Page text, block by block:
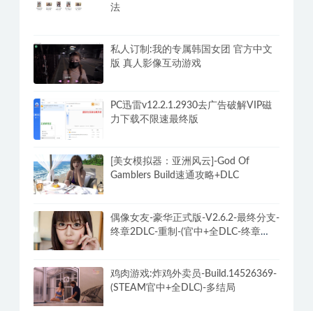
法
私人订制:我的专属韩国女团 官方中文
版 真人影像互动游戏
PC迅雷v12.2.1.2930去广告破解VIP磁
力下载不限速最终版
[美女模拟器：亚洲风云]-God Of
Gamblers Build速通攻略+DLC
偶像女友-豪华正式版-V2.6.2-最终分支-
终章2DLC-重制-(官中+全DLC-终章
鸡肉游戏:炸鸡外卖员-Build.14526369-
(STEAM官中+全DLC)-多结局